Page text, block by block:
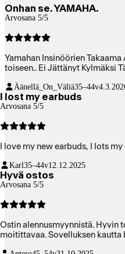
Onhan se. YAMAHA.
Arvosana 5/5
Yamahan Insinöörien
toiseen.. Ei Jättänyt Kylmäksi
Äänellä_On_Väliä35–44v
I lost my earbuds
Arvosana 5/5
I love my new earbuds, I lots
Karl35–44v12.12.2025
Hyvä ostos
Arvosana 5/5
Ostin alennusmyynnistä. Hyvin
moitittavaa. Sovelluksen kautta